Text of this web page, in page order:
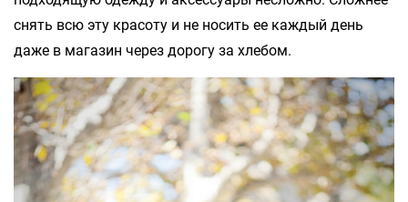
снять всю эту красоту и не носить ее каждый день
даже в магазин через дорогу за хлебом.